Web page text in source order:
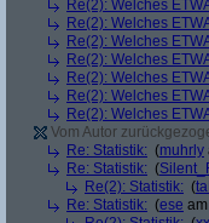
Re(2): Welches
Re(2): Welches
Re(2): Welches
Re(2): Welches
Re(2): Welches
Re(2): Welches
Re(2): Welches
Vom Autor
Re: Statistik: (muhrly
Re: Statistik: (
Re(2): Statistik: (
Re: Statistik: (ese